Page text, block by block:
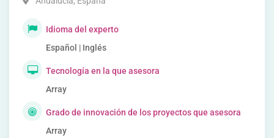
Idioma del experto
Español | Inglés
Tecnología en la que asesora
Array
Grado de innovación de los proyectos que asesora
Array